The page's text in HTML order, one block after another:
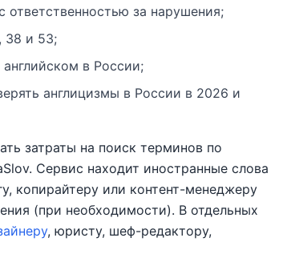
ответственностью за нарушения;
38 и 53;
в России;
англицизмы в России в 2026 и
затраты на поиск терминов по
Сервис находит иностранные слова
копирайтеру или контент-менеджеру
(при необходимости). В отдельных
, юристу, шеф-редактору,